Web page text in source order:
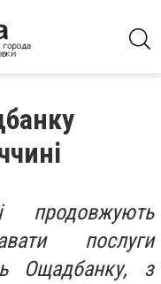
продовжують
послуги
Ощадбанку, з